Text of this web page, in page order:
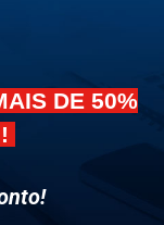
DE 50%